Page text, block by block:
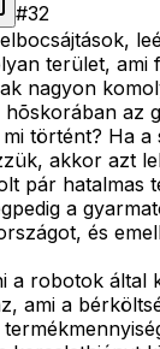
#32
terület, ami
nagyon
hõskorában az
történt? Ha a
akkor azt
pár hatalmas
a
és
a robotok által
ami a